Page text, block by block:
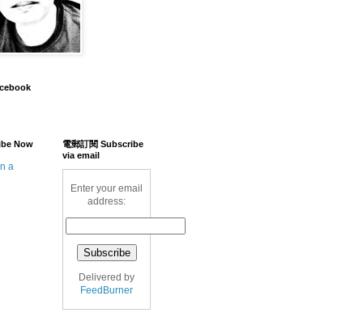
Now
a
電郵訂閱 Subscribe
via email
Enter your email
address:
Delivered by
FeedBurner